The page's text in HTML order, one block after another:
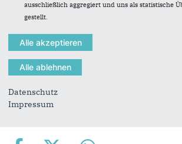
Ausgabe 03/17
ausschließlich aggregiert und uns als statistische
gestellt.
Datenschutz
Impressum